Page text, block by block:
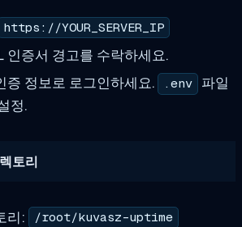
https://YOUR_SERVER_IP
인증서 경고를 수락하세요.
증 정보로 로그인하세요.
.env
파일
정.
토리
리: /root/kuvasz-uptime